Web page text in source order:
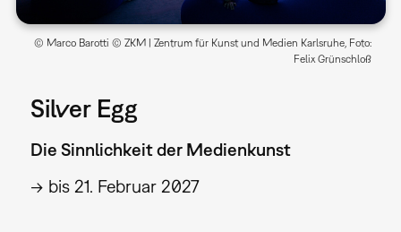
© Marco Barotti © ZKM | Zentrum für Kunst und Medien Karlsruhe, Foto:
Felix Grünschloß
Silver Egg
Die Sinnlichkeit der Medienkunst
→ bis 21. Februar 2027